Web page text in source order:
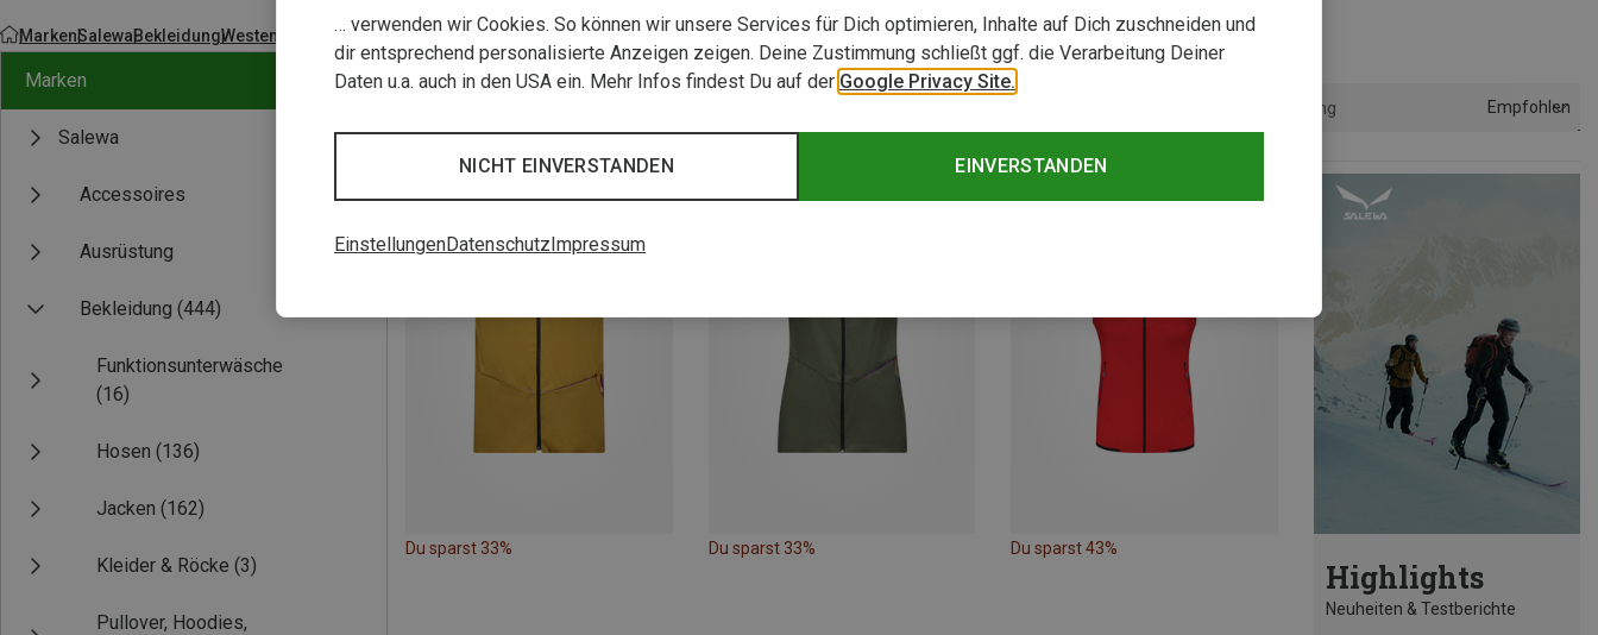
MarkenSalewaBekleidungWesten
Marken
Salewa
Accessoires
Ausrüstung
Bekleidung (444)
Funktionsunterwäsche
(16)
Hosen (136)
Jacken (162)
Kleider & Röcke (3)
Pullover, Hoodies,
Sortierung Empfohlen
Du sparst 33% Du sparst 33% Du sparst 43%
Highlights
Neuheiten & Testberichte
… verwenden wir Cookies. So können wir unsere Services für Dich optimieren, Inhalte auf Dich zuschneiden und
dir entsprechend personalisierte Anzeigen zeigen. Deine Zustimmung schließt ggf. die Verarbeitung Deiner
Daten u.a. auch in den USA ein. Mehr Infos findest Du auf der Google Privacy Site.
EINVERSTANDEN
NICHT EINVERSTANDEN
EinstellungenDatenschutz Impressum